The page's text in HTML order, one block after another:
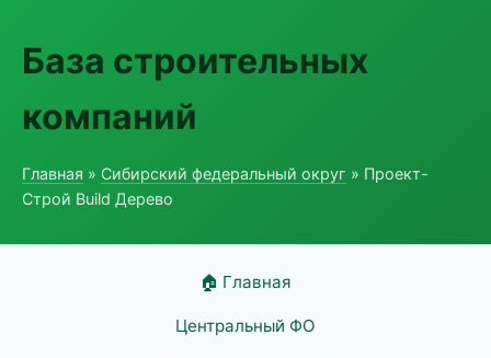
База строительных
компаний
Главная » Сибирский федеральный округ » Проект-
Строй Build Дерево
🏠 Главная
Центральный ФО